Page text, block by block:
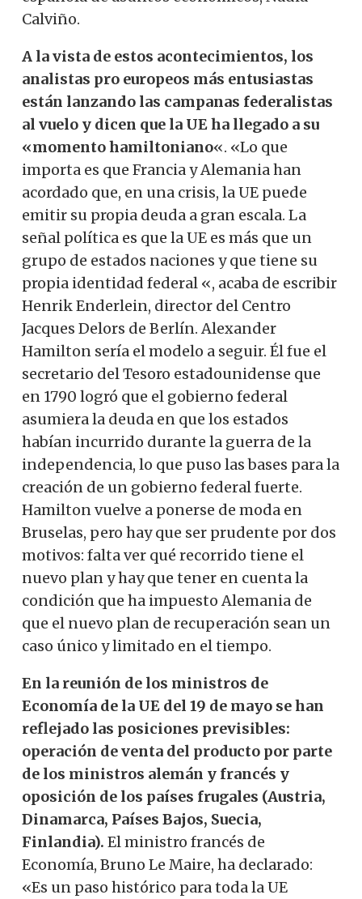
Calviño.
A la vista de estos acontecimientos, los
analistas pro europeos más entusiastas
están lanzando las campanas federalistas
al vuelo y dicen que la UE ha llegado a su
«momento hamiltoniano«. «Lo que
importa es que Francia y Alemania han
acordado que, en una crisis, la UE puede
emitir su propia deuda a gran escala. La
señal política es que la UE es más que un
grupo de estados naciones y que tiene su
propia identidad federal «, acaba de escribir
Henrik Enderlein, director del Centro
Jacques Delors de Berlín. Alexander
Hamilton sería el modelo a seguir. Él fue el
secretario del Tesoro estadounidense que
en 1790 logró que el gobierno federal
asumiera la deuda en que los estados
habían incurrido durante la guerra de la
independencia, lo que puso las bases para la
creación de un gobierno federal fuerte.
Hamilton vuelve a ponerse de moda en
Bruselas, pero hay que ser prudente por dos
motivos: falta ver qué recorrido tiene el
nuevo plan y hay que tener en cuenta la
condición que ha impuesto Alemania de
que el nuevo plan de recuperación sean un
caso único y limitado en el tiempo.
En la reunión de los ministros de
Economía de la UE del 19 de mayo se han
reflejado las posiciones previsibles:
operación de venta del producto por parte
de los ministros alemán y francés y
oposición de los países frugales (Austria,
Dinamarca, Países Bajos, Suecia,
Finlandia). El ministro francés de
Economía, Bruno Le Maire, ha declarado:
«Es un paso histórico para toda la UE